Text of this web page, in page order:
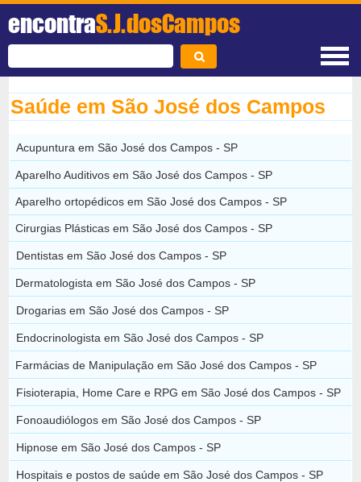
encontraS.J.dosCampos
Saúde em São José dos Campos
Acupuntura em São José dos Campos - SP
Aparelho Auditivos em São José dos Campos - SP
Aparelho ortopédicos em São José dos Campos - SP
Cirurgias Plásticas em São José dos Campos - SP
Dentistas em São José dos Campos - SP
Dermatologista em São José dos Campos - SP
Drogarias em São José dos Campos - SP
Endocrinologista em São José dos Campos - SP
Farmácias de Manipulação em São José dos Campos - SP
Fisioterapia, Home Care e RPG em São José dos Campos - SP
Fonoaudiólogos em São José dos Campos - SP
Hipnose em São José dos Campos - SP
Hospitais e postos de saúde em São José dos Campos - SP